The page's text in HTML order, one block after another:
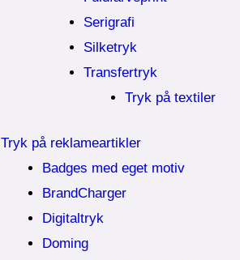
Serigrafi
Silketryk
Transfertryk
Tryk på textiler
Tryk på reklameartikler
Badges med eget motiv
BrandCharger
Digitaltryk
Doming